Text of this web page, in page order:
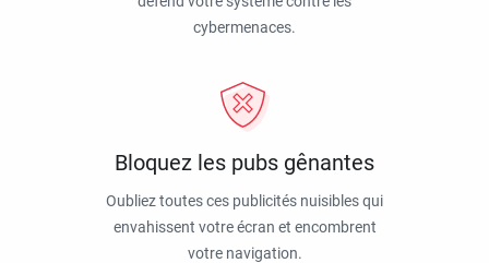
cybermenaces.
Bloquez les pubs gênantes
Oubliez toutes ces publicités nuisibles qui
envahissent votre écran et encombrent
votre navigation.